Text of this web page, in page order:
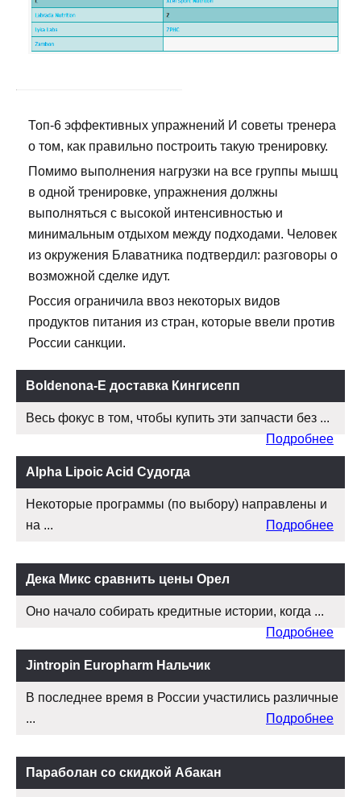
Топ-6 эффективных упражнений И советы тренера
о том, как правильно построить такую тренировку.
Помимо выполнения нагрузки на все группы мышц
в одной тренировке, упражнения должны
выполняться с высокой интенсивностью и
минимальным отдыхом между подходами. Человек
из окружения Блаватника подтвердил: разговоры о
возможной сделке идут.
Россия ограничила ввоз некоторых видов
продуктов питания из стран, которые ввели против
России санкции.
Boldenona-E доставка Кингисепп
Весь фокус в том, чтобы купить эти запчасти без ...
Подробнее
Alpha Lipoic Acid Судогда
Некоторые программы (по выбору) направлены и
на ...
Подробнее
Дека Микс сравнить цены Орел
Оно начало собирать кредитные истории, когда ...
Подробнее
Jintropin Europharm Нальчик
В последнее время в России участились различные
...
Подробнее
Параболан со скидкой Абакан